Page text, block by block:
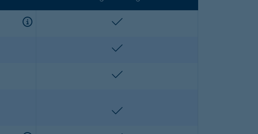
enthalten
enthalten
enthalten
enthalten